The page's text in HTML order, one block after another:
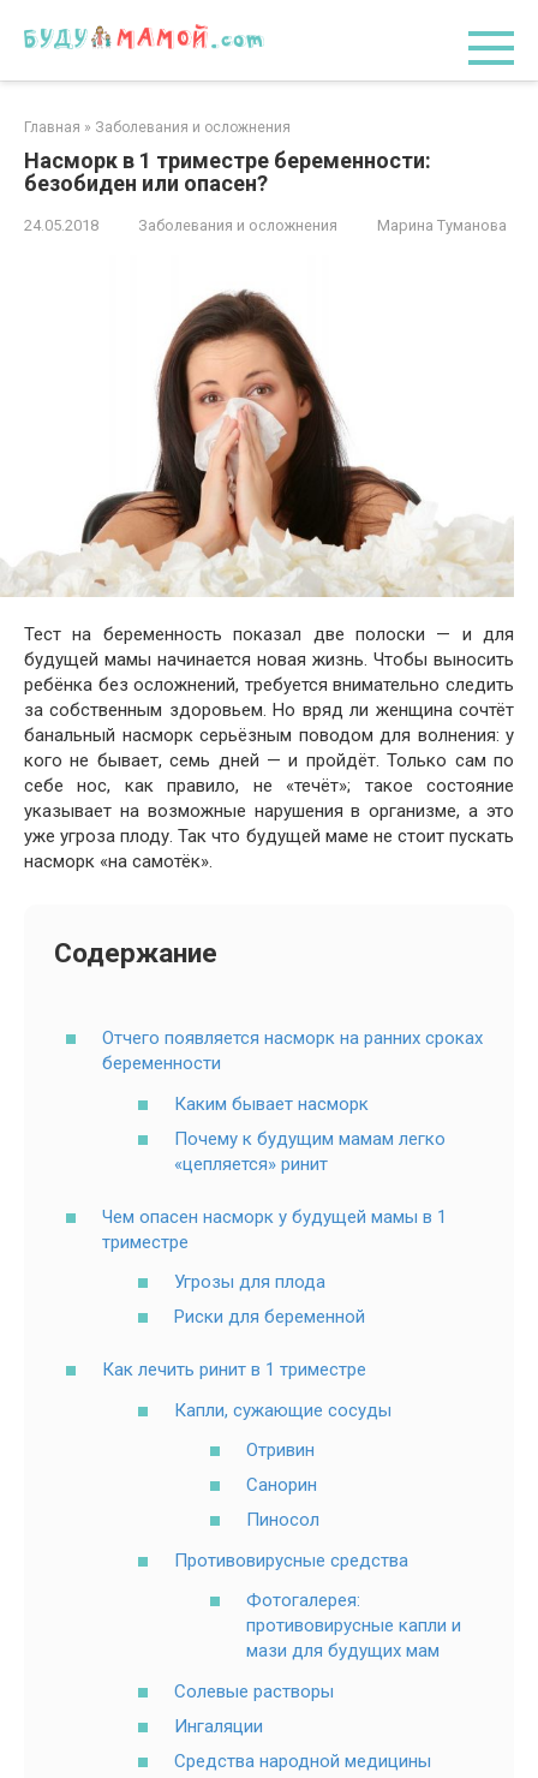
Главная » Заболевания и осложнения
Насморк в 1 триместре беременности:
безобиден или опасен?
24.05.2018 Заболевания и осложнения Марина Туманова
Тест на беременность показал две полоски — и для
будущей мамы начинается новая жизнь. Чтобы выносить
ребёнка без осложнений, требуется внимательно следить
за собственным здоровьем. Но вряд ли женщина сочтёт
банальный насморк серьёзным поводом для волнения: у
кого не бывает, семь дней — и пройдёт. Только сам по
себе нос, как правило, не «течёт»; такое состояние
указывает на возможные нарушения в организме, а это
уже угроза плоду. Так что будущей маме не стоит пускать
насморк «на самотёк».
Содержание
Отчего появляется насморк на ранних сроках
беременности
Каким бывает насморк
Почему к будущим мамам легко
«цепляется» ринит
Чем опасен насморк у будущей мамы в 1
триместре
Угрозы для плода
Риски для беременной
Как лечить ринит в 1 триместре
Капли, сужающие сосуды
Отривин
Санорин
Пиносол
Противовирусные средства
Фотогалерея:
противовирусные капли и
мази для будущих мам
Солевые растворы
Ингаляции
Средства народной медицины